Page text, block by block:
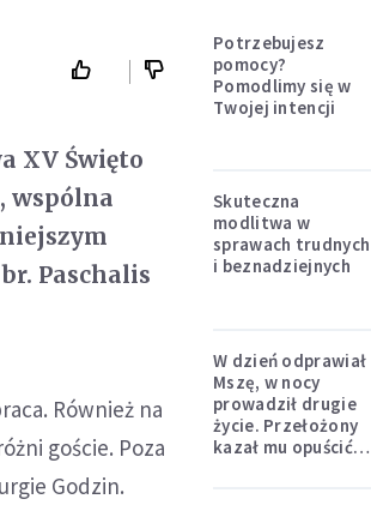
XV Święto
wspólna
Paschalis
Również na
goście. Poza
Godzin.
Potrzebujesz
pomocy?
Pomodlimy się w
Twojej intencji
Skuteczna
modlitwa w
sprawach trudnych
i beznadziejnych
W dzień odprawiał
Mszę, w nocy
prowadził drugie
życie. Przełożony
kazał mu opuścić